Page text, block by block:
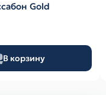
Gold
В корзину